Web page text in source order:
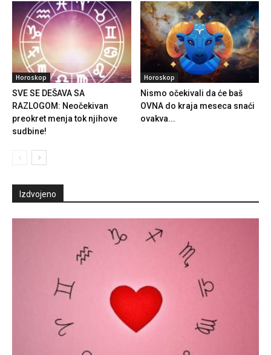
Horoskop
SVE SE DEŠAVA SA
RAZLOGOM: Neočekivan
preokret menja tok njihove
sudbine!
Horoskop
Nismo očekivali da će baš
OVNA do kraja meseca snaći
ovakva...
Izdvojeno